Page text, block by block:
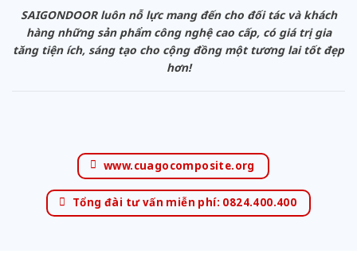
SAIGONDOOR luôn nỗ lực mang đến cho đối tác và khách
hàng những sản phẩm công nghệ cao cấp, có giá trị gia
tăng tiện ích, sáng tạo cho cộng đồng một tương lai tốt đẹp
hơn!
www.cuagocomposite.org
Tổng đài tư vấn miễn phí: 0824.400.400